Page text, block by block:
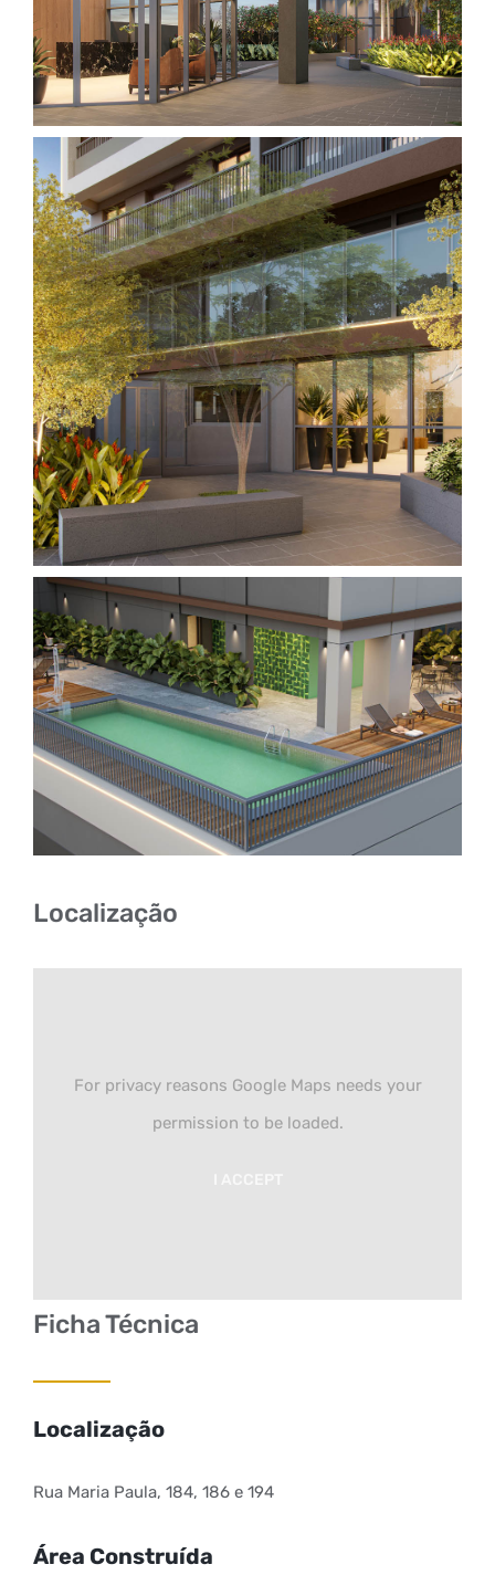
Localização
For privacy reasons Google Maps needs your
permission to be loaded.
Ficha Técnica
Localização
Rua Maria Paula, 184, 186 e 194
Área Construída